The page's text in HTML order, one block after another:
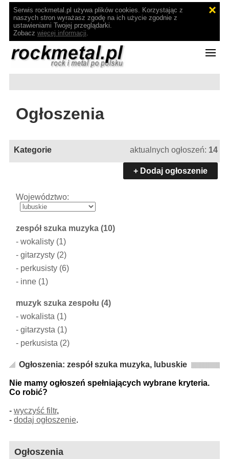
Serwis rockmetal.pl używa plików cookies. Korzystając z
naszych stron wyrażasz zgodę na ich użycie zgodnie z
ustawieniami Twojej przeglądarki.
Zobacz więcej informacji.
Ogłoszenia
Kategorie aktualnych ogłoszeń: 14
+ Dodaj ogłoszenie
Województwo:
zespół szuka muzyka (10)
-wokalisty (1)
-gitarzysty (2)
- perkusisty (6)
- inne (1)
muzyk szuka zespołu (4)
-wokalista (1)
-gitarzysta (1)
- perkusista (2)
Ogłoszenia: zespół szuka muzyka, lubuskie
Nie mamy ogłoszeń spełniających wybrane kryteria.
Co robić?
- wyczyść filtr,
- dodaj ogłoszenie.
Ogłoszenia